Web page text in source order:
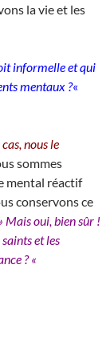
la vie et les
informelle et qui
mentaux ?«
nous le
sommes
mental réactif
conservons ce
Mais oui, bien sûr !
saints et les
? «